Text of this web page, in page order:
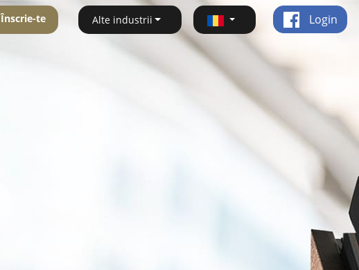
Înscrie-te Alte industrii Login